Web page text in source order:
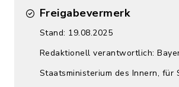
Freigabevermerk
Stand: 19.08.2025
Redaktionell verantwortlich:
Staatsministerium des Innern, für